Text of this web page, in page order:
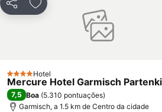
PartilharAdicionar aos favoritos
4 Estrelas
Hotel
Mercure Hotel Garmisch
7,5 Boa (5.310 pontuações)
Garmisch, a 1.5 km de Centro da cidade